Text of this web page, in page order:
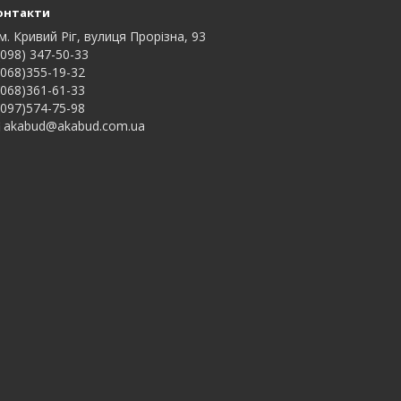
Кривий Ріг, вулиця Прорізна, 93
347-50-33
19-32
61-33
75-98
akabud@akabud.com.ua